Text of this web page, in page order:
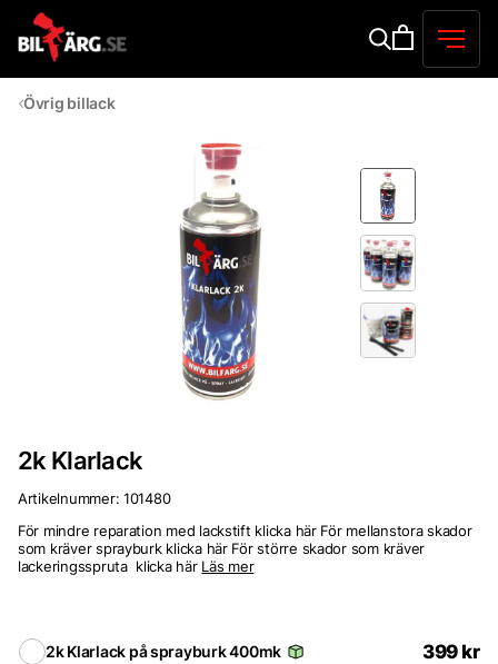
Övrig billack
2k Klarlack
Artikelnummer: 101480
För mindre reparation med lackstift klicka här För mellanstora skador
som kräver sprayburk klicka här För större skador som kräver
lackeringsspruta klicka här Läs mer
2k Klarlack på sprayburk 400mk 399 kr